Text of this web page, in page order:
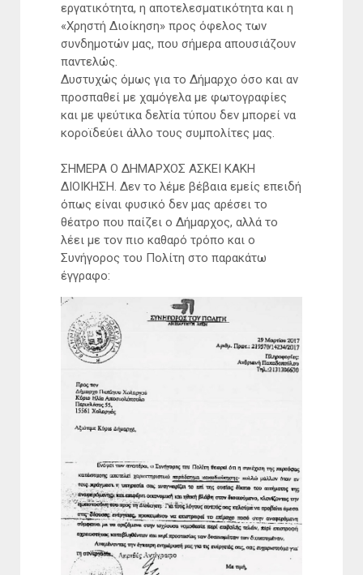
εργατικότητα, η αποτελεσματικότητα και η
«Χρηστή Διοίκηση» προς όφελος των
συνδημοτών μας, που σήμερα απουσιάζουν
παντελώς.
Δυστυχώς όμως για το Δήμαρχο όσο και αν
προσπαθεί με χαμόγελα με φωτογραφίες
και με ψεύτικα δελτία τύπου δεν μπορεί να
κοροϊδεύει άλλο τους συμπολίτες μας.
ΣΗΜΕΡΑ Ο ΔΗΜΑΡΧΟΣ ΑΣΚΕΙ ΚΑΚΗ
ΔΙΟΙΚΗΣΗ. Δεν το λέμε βέβαια εμείς επειδή
όπως είναι φυσικό δεν μας αρέσει το
θέατρο που παίζει ο Δήμαρχος, αλλά το
λέει με τον πιο καθαρό τρόπο και ο
Συνήγορος του Πολίτη στο παρακάτω
έγγραφο: